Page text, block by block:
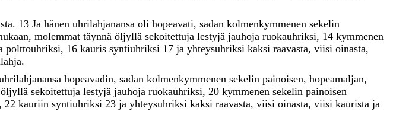
. 13 Ja hänen uhrilahjanansa oli hopeavati, sadan kolmenkymmenen sekelin
, molemmat täynnä öljyllä sekoitettuja lestyjä jauhoja ruokauhriksi, 14 kymmenen
polttouhriksi, 16 kauris syntiuhriksi 17 ja yhteysuhriksi kaksi raavasta, viisi oinasta,
.
hopeavadin, sadan kolmenkymmenen sekelin painoisen, hopeamaljan,
öljyllä sekoitettuja lestyjä jauhoja ruokauhriksi, 20 kymmenen sekelin painoisen
, 22 kauriin syntiuhriksi 23 ja yhteysuhriksi kaksi raavasta, viisi oinasta, viisi kaurista ja